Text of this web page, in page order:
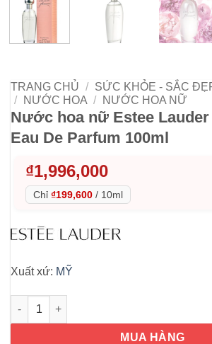
TRANG CHỦ / SỨC KHỎE - SẮC
/
NƯỚC HOA / NƯỚC HOA NỮ
Nước hoa nữ Estee
Eau De Parfum 100ml
₫1,996,000
Chỉ ₫199,600 / 10ml
Xuất xứ: MỸ
Nước hoa nữ Estee Lauder Pleasures
MUA HÀNG